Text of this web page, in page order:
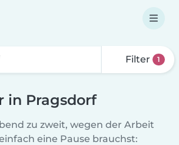
Filter 1
in Pragsdorf
zu zweit, wegen der Arbeit
eine Pause brauchst: